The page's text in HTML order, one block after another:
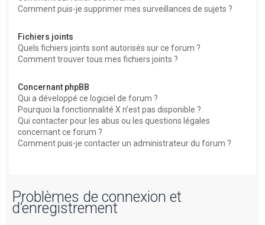
Comment puis-je supprimer mes surveillances de sujets ?
Fichiers joints
Quels fichiers joints sont autorisés sur ce forum ?
Comment trouver tous mes fichiers joints ?
Concernant phpBB
Qui a développé ce logiciel de forum ?
Pourquoi la fonctionnalité X n’est pas disponible ?
Qui contacter pour les abus ou les questions légales
concernant ce forum ?
Comment puis-je contacter un administrateur du forum ?
Problèmes de connexion et
d’enregistrement